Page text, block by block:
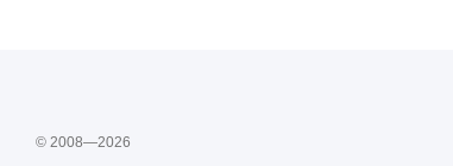
© 2008—2026